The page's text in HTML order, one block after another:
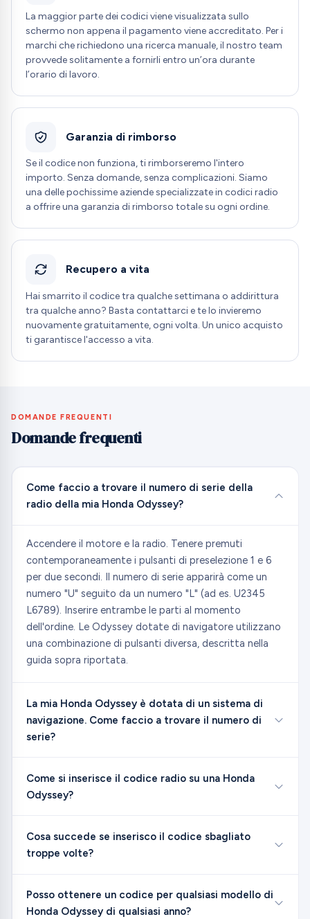
La maggior parte dei codici viene visualizzata sullo
schermo non appena il pagamento viene accreditato. Per i
marchi che richiedono una ricerca manuale, il nostro team
provvede solitamente a fornirli entro un’ora durante
l’orario di lavoro.
Garanzia di rimborso
Se il codice non funziona, ti rimborseremo l'intero
importo. Senza domande, senza complicazioni. Siamo
una delle pochissime aziende specializzate in codici radio
a offrire una garanzia di rimborso totale su ogni ordine.
Recupero a vita
Hai smarrito il codice tra qualche settimana o addirittura
tra qualche anno? Basta contattarci e te lo invieremo
nuovamente gratuitamente, ogni volta. Un unico acquisto
ti garantisce l'accesso a vita.
DOMANDE FREQUENTI
Domande frequenti
Come faccio a trovare il numero di serie della
radio della mia Honda Odyssey?
Accendere il motore e la radio. Tenere premuti
contemporaneamente i pulsanti di preselezione 1 e 6
per due secondi. Il numero di serie apparirà come un
numero "U" seguito da un numero "L" (ad es. U2345
L6789). Inserire entrambe le parti al momento
dell'ordine. Le Odyssey dotate di navigatore utilizzano
una combinazione di pulsanti diversa, descritta nella
guida sopra riportata.
La mia Honda Odyssey è dotata di un sistema di
navigazione. Come faccio a trovare il numero di
serie?
Come si inserisce il codice radio su una Honda
Odyssey?
Cosa succede se inserisco il codice sbagliato
troppe volte?
Posso ottenere un codice per qualsiasi modello di
Honda Odyssey di qualsiasi anno?